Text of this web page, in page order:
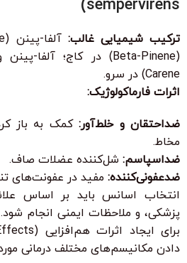
sempervirens)
ترکیب شیمیایی غالب:
Carene) در سرو.
اثرات فارماکولوژیک:
ضداحتقان و خلط‌آور:کمک به باز
مخاط.
ضداسپاسم: شل‌کننده عضلات صاف.
ضدعفونی‌کننده: مفید در عفونت‌های
انتخاب اسانس باید بر اساس
پزشکی، و ملاحظات ایمنی انجام
دادن مکانیسم‌های مختلف درمانی